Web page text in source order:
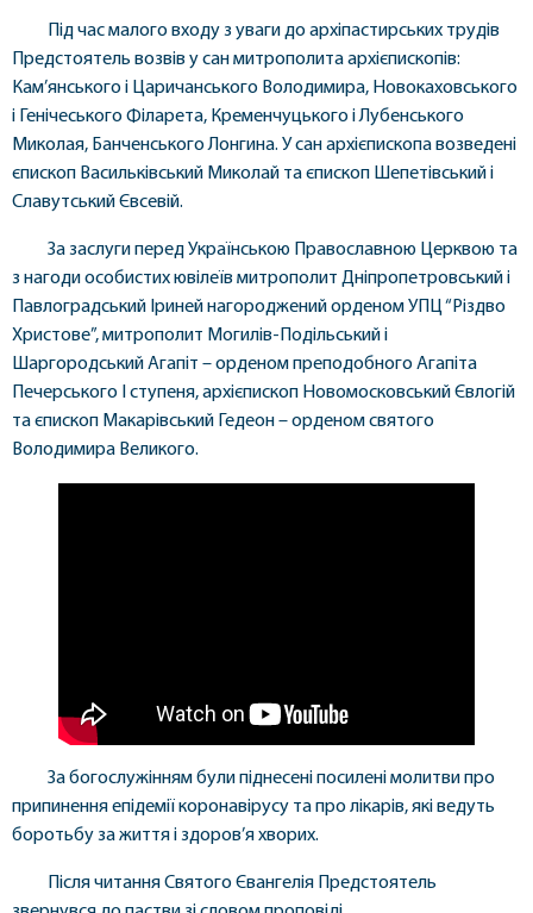
Під час малого входу з уваги до архіпастирських трудів
Предстоятель возвів у сан митрополита архієпископів:
Кам’янського і Царичанського Володимира, Новокаховського
і Генічеського Філарета, Кременчуцького і Лубенського
Миколая, Банченського Лонгина. У сан архієпископа возведені
єпископ Васильківський Миколай та єпископ Шепетівський і
Славутський Євсевій.
За заслуги перед Українською Православною Церквою та
з нагоди особистих ювілеїв митрополит Дніпропетровський і
Павлоградський Іриней нагороджений орденом УПЦ “Різдво
Христове”, митрополит Могилів-Подільський і
Шаргородський Агапіт – орденом преподобного Агапіта
Печерського I ступеня, архієпископ Новомосковський Євлогій
та єпископ Макарівський Гедеон – орденом святого
Володимира Великого.
За богослужінням були піднесені посилені молитви про
припинення епідемії коронавірусу та про лікарів, які ведуть
боротьбу за життя і здоров’я хворих.
Після читання Святого Євангелія Предстоятель